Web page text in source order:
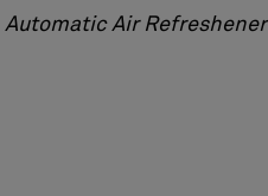
Automatic Air Refreshener